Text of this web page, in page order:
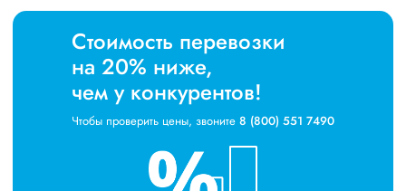
Стоимость перевозки
на 20% ниже,
чем у конкурентов!
Чтобы проверить цены, звоните 8 (800) 551 7490